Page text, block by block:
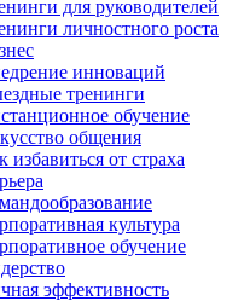
для руководителей
личностного роста
инноваций
тренинги
обучение
общения
избавиться от страха
культура
обучение
эффективность